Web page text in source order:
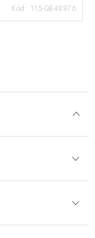
Kód: 115-QB48876